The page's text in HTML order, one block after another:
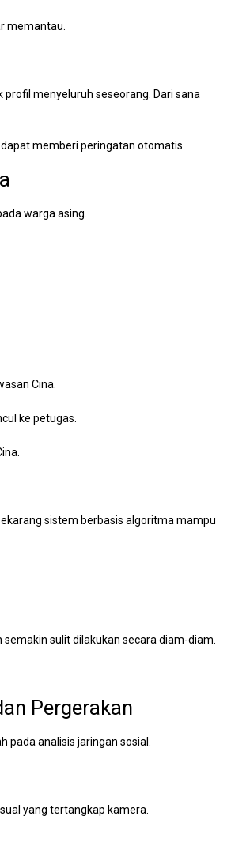
memantau.
menyeluruh seseorang. Dari sana
memberi peringatan otomatis.
warga asing.
Cina.
ke petugas.
sistem berbasis algoritma mampu
sulit dilakukan secara diam-diam.
Pergerakan
analisis jaringan sosial.
yang tertangkap kamera.